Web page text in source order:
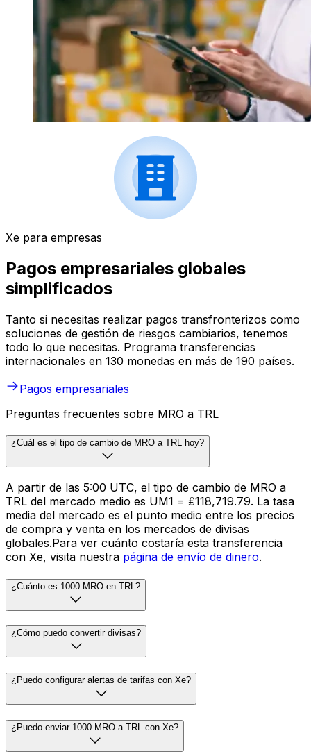
Xe para empresas
Pagos empresariales globales
simplificados
Tanto si necesitas realizar pagos transfronterizos como
soluciones de gestión de riesgos cambiarios, tenemos
todo lo que necesitas. Programa transferencias
internacionales en 130 monedas en más de 190 países.
Pagos empresariales
Preguntas frecuentes sobre MRO a TRL
¿Cuál es el tipo de cambio de MRO a TRL hoy?
A partir de las 5:00 UTC, el tipo de cambio de MRO a
TRL del mercado medio es UM1 = ₤118,719.79. La tasa
media del mercado es el punto medio entre los precios
de compra y venta en los mercados de divisas
globales.Para ver cuánto costaría esta transferencia
con Xe, visita nuestra página de envío de dinero.
¿Cuánto es 1000 MRO en TRL?
¿Cómo puedo convertir divisas?
¿Puedo configurar alertas de tarifas con Xe?
¿Puedo enviar 1000 MRO a TRL con Xe?